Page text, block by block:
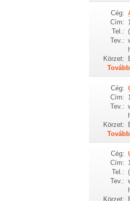
Cég:
Cím:
Tel.:
Tev.:
Körzet:
Cég:
Cím:
Tev.:
Körzet:
Cég:
Cím:
Tel.:
Tev.:
Körzet: